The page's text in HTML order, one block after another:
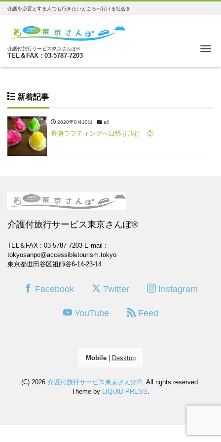
介護を必要とする人でも行きたいところへ行ける社会を
介護付旅行サービス東京さんぽ®
TEL＆FAX : 03-5787-7203
新着記事
2020年8月10日 all
長瀞ラフティングへ日帰り旅行 ②
介護付旅行サービス東京さんぽ®
TEL＆FAX : 03-5787-7203 E-mail :
tokyosanpo@accessibletourism.tokyo
東京都世田谷区祖師谷6-14-23-14
Facebook Twitter Instagram
YouTube Feed
Mobile| Desktop
(C) 2026 介護付旅行サービス東京さんぽ®. All rights reserved.
Theme by LIQUID PRESS.